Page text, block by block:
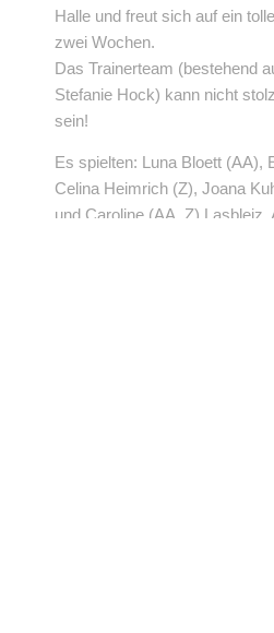
Halle und freut sich auf ein
zwei Wochen.
Das Trainerteam (bestehend
Stefanie Hock) kann nicht
sein!
Es spielten: Luna Bloett (AA),
Celina Heimrich (Z), Joana
und Caroline (AA, Z) Lasbleiz,